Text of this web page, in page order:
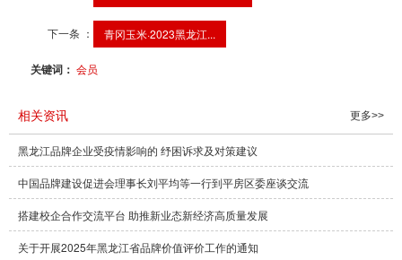
下一条 ： 青冈玉米·2023黑龙江...
关键词： 会员
相关资讯 更多>>
黑龙江品牌企业受疫情影响的 纾困诉求及对策建议
中国品牌建设促进会理事长刘平均等一行到平房区委座谈交流
搭建校企合作交流平台 助推新业态新经济高质量发展
关于开展2025年黑龙江省品牌价值评价工作的通知